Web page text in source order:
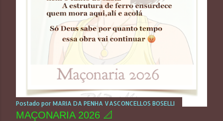
Postado por MARIA DA PENHA VASCONCELLOS BOSELLI
MAÇONARIA 2026 📐